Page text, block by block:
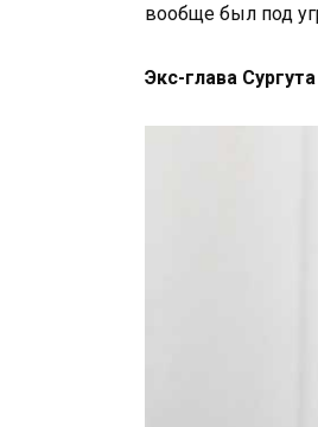
вообще был под
Экс-глава